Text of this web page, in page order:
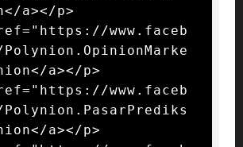
a></p>
www.faceb
Polynion.OpinionMarke
a></p>
www.faceb
Polynion.PasarPrediks
a></p>